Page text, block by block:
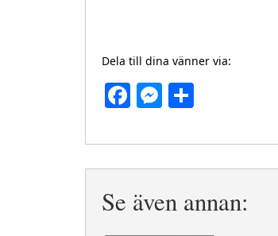
Dela till dina vänner via:
Facebook
Messenger
Se även annan: